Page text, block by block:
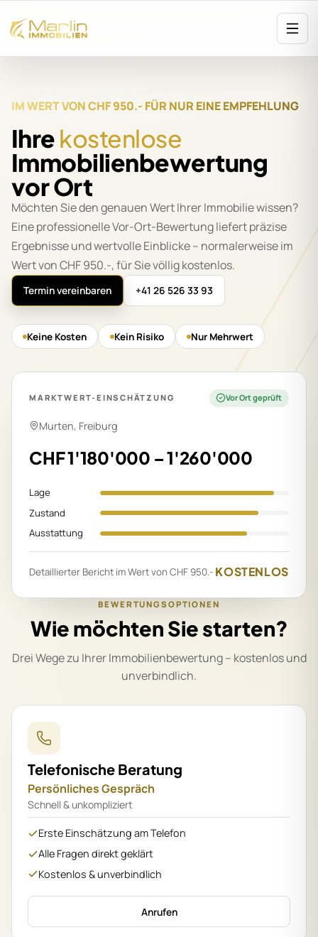
IM WERT VON CHF 950.- FÜR NUR EINE EMPFEHLUNG
Ihrekostenlose
Immobilienbewertung
vor Ort
Möchten Sie den genauen Wert Ihrer Immobilie wissen?
Eine professionelle Vor-Ort-Bewertung liefert präzise
Ergebnisse und wertvolle Einblicke – normalerweise im
Wert von CHF 950.-, für Sie völlig kostenlos.
Termin vereinbaren +41 26 526 33 93
Keine Kosten Kein Risiko Nur Mehrwert
MARKTWERT-EINSCHÄTZUNG Vor Ort geprüft
Murten, Freiburg
CHF 1'180'000 – 1'260'000
Lage
Zustand
Ausstattung
Detaillierter Bericht im Wert von CHF 950.- KOSTENLOS
BEWERTUNGSOPTIONEN
Wie möchten Sie starten?
Drei Wege zu Ihrer Immobilienbewertung – kostenlos und
unverbindlich.
Telefonische Beratung
Persönliches Gespräch
Schnell & unkompliziert
Erste Einschätzung am Telefon
Alle Fragen direkt geklärt
Kostenlos & unverbindlich
Anrufen